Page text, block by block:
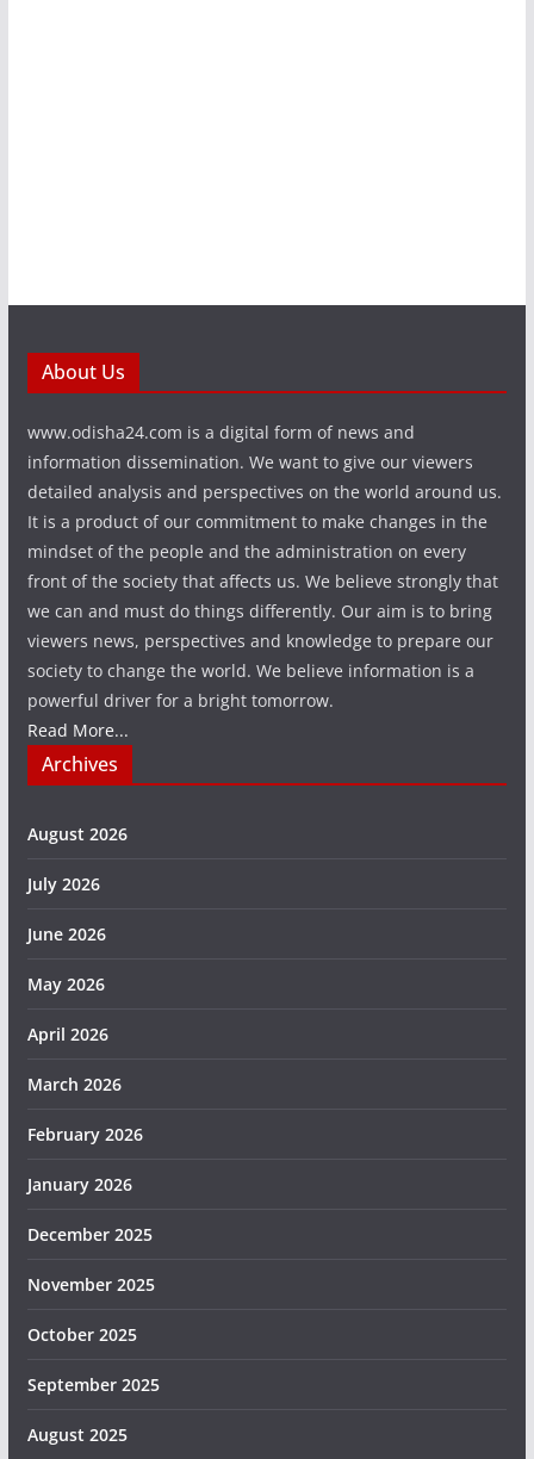
About Us
www.odisha24.com is a digital form of news and
information dissemination. We want to give our viewers
detailed analysis and perspectives on the world around us.
It is a product of our commitment to make changes in the
mindset of the people and the administration on every
front of the society that affects us. We believe strongly that
we can and must do things differently. Our aim is to bring
viewers news, perspectives and knowledge to prepare our
society to change the world. We believe information is a
powerful driver for a bright tomorrow.
Read More...
Archives
August 2026
July 2026
June 2026
May 2026
April 2026
March 2026
February 2026
January 2026
December 2025
November 2025
October 2025
September 2025
August 2025